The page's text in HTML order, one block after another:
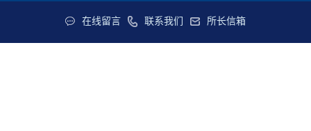
在线留言 联系我们 所长信箱